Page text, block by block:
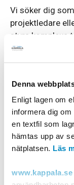
Denna
Enligt lagen om
informera dig
en textfil som
hämtas upp av
nätplatsen. Läs
www.kappala.se
Vi söker dig
projektledare
styra komplexa
inriktning VA-
tycker också
väl i tal och
Det här är rätt
självständig
utforma